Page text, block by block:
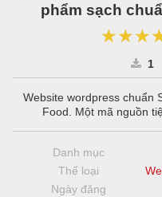
phẩm sạch
1
Website wordpress chuẩn
Food. Một mã nguồn
Danh mục
Thể loại
Ngày đăng